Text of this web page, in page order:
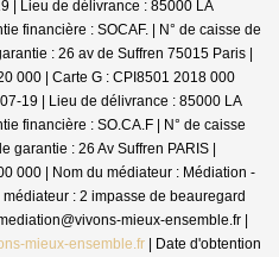
| Lieu de délivrance : 85000 LA
financière : SOCAF. | N° de caisse de
: 26 av de Suffren 75015 Paris |
000 | Carte G : CPI8501 2018 000
19 | Lieu de délivrance : 85000 LA
financière : SO.CA.F | N° de caisse
garantie : 26 Av Suffren PARIS |
000 | Nom du médiateur : Médiation -
: 2 impasse de beauregard
mieux-ensemble.fr |
mieux-ensemble.fr | Date d'obtention